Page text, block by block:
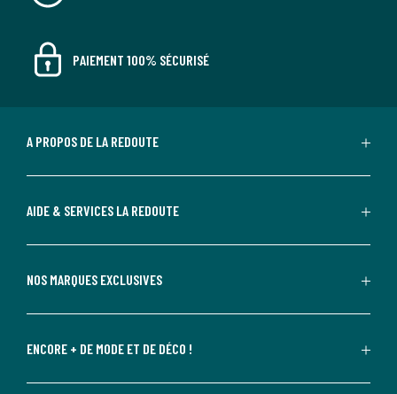
PAIEMENT 100% SÉCURISÉ
A PROPOS DE LA REDOUTE
AIDE & SERVICES LA REDOUTE
NOS MARQUES EXCLUSIVES
ENCORE + DE MODE ET DE DÉCO !